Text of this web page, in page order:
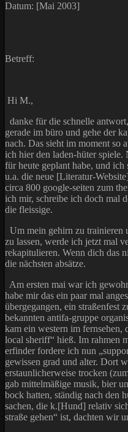
Datum: [Mai 2003]
Betreff:
Hi M.,
danke für die schnelle
gerade im büro und gehe der
nach. Das sieht im moment so
ich hier den laden-hüter spiele.
für heute geplant habe, und
u.a. die neue [Literatur-
circa 800 google-seiten zum
ich mir, schreibe ich doch mal
die fleissige.
Um mein gehirn zu trainieren
zu lassen, werde ich jetzt mal
rekapitulieren. Wenn dich das
die nächsten absätze.
Am ersten mai war ich
habe mir das ein paar mal
übergegangen, ein straßenfest
bekannten antifa-gruppe
kam ein western im
local sheriff“ hieß. Im rahmen
erfinder fordere ich nun
gewissen grad und alter. Dort
erstaunlicherweise trocken
gab mittelmäßige musik, bier
bock hatten, ständig nach den
sachen, die k.[Hund] relativ
straße gehen“ ist, dachten wir